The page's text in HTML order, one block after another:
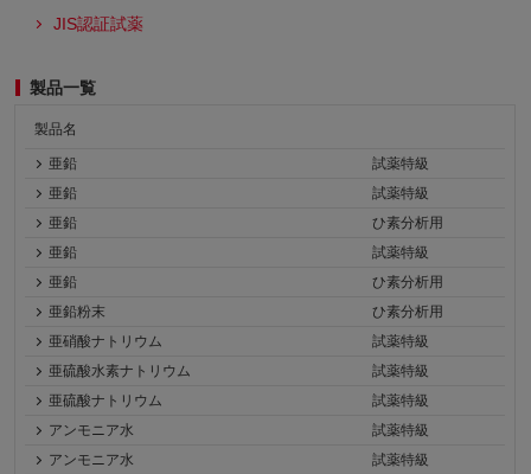
JIS認証試薬
製品一覧
製品名
亜鉛
試薬特級
亜鉛
試薬特級
亜鉛
ひ素分析用
亜鉛
試薬特級
亜鉛
ひ素分析用
亜鉛粉末
ひ素分析用
亜硝酸ナトリウム
試薬特級
亜硫酸水素ナトリウム
試薬特級
亜硫酸ナトリウム
試薬特級
アンモニア水
試薬特級
アンモニア水
試薬特級